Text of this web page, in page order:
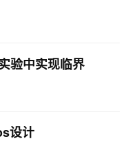
验中实现临界
设计